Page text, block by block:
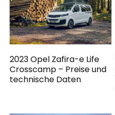
2023 Opel Zafira-e Life
Crosscamp – Preise und
technische Daten